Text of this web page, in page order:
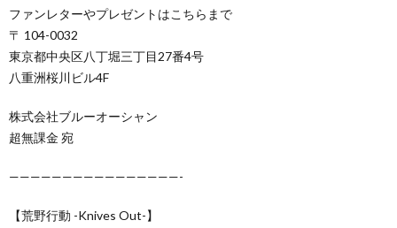
ファンレターやプレゼントはこちらまで
〒 104-0032
東京都中央区八丁堀三丁目27番4号
八重洲桜川ビル4F
株式会社ブルーオーシャン
超無課金 宛
————————————————-
【荒野行動 -Knives Out-】